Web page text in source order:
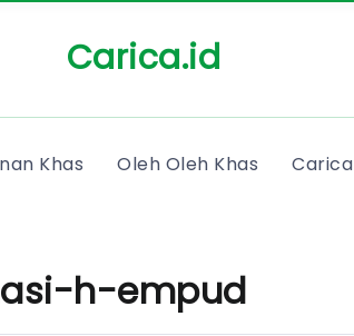
Carica.id
Khas Oleh Oleh Khas Carica
h-empud